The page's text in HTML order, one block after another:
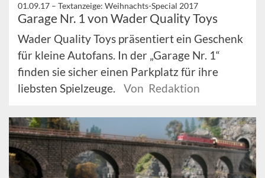
01.09.17 – Textanzeige: Weihnachts-Special 2017
Garage Nr. 1 von Wader Quality Toys
Wader Quality Toys präsentiert ein Geschenk
für kleine Autofans. In der „Garage Nr. 1“
finden sie sicher einen Parkplatz für ihre
liebsten Spielzeuge.
Von Redaktion